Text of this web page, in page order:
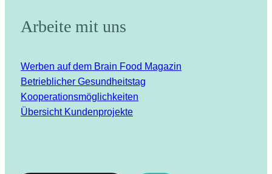
Arbeite mit uns
Werben auf dem Brain Food Magazin
Betrieblicher Gesundheitstag
Kooperationsmöglichkeiten
Übersicht Kundenprojekte